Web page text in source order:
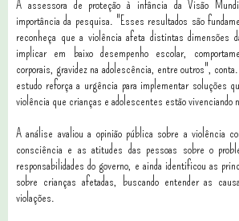
A assessora de proteção à infância da Visão
importância da pesquisa. "Esses resultados são
reconheça que a violência afeta distintas dimensões
implicar em baixo desempenho escolar,
corporais, gravidez na adolescência, entre outros",
estudo reforça a urgência para implementar soluções
violência que crianças e adolescentes estão vivenciando
A análise avaliou a opinião pública sobre a violência
consciência e as atitudes das pessoas sobre o
responsabilidades do governo, e ainda identificou as
sobre crianças afetadas, buscando entender as
violações.